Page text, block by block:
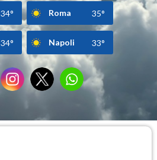
34° Roma 35°
34° Napoli 33°